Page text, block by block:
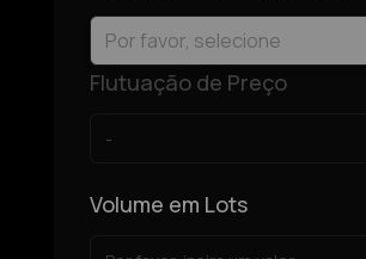
Por favor, selecione
Flutuação de Preço
Volume em Lots